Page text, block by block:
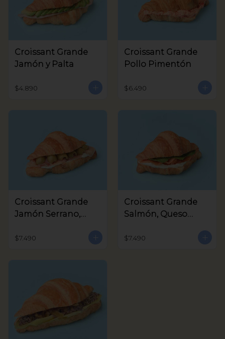
Croissant Grande
Jamón y Palta
$4.890
Croissant Grande
Pollo Pimentón
$6.490
Croissant Grande
Jamón Serrano,
Aceitunas Verdes
$7.490
Croissant Grande
Salmón, Queso
$7.490